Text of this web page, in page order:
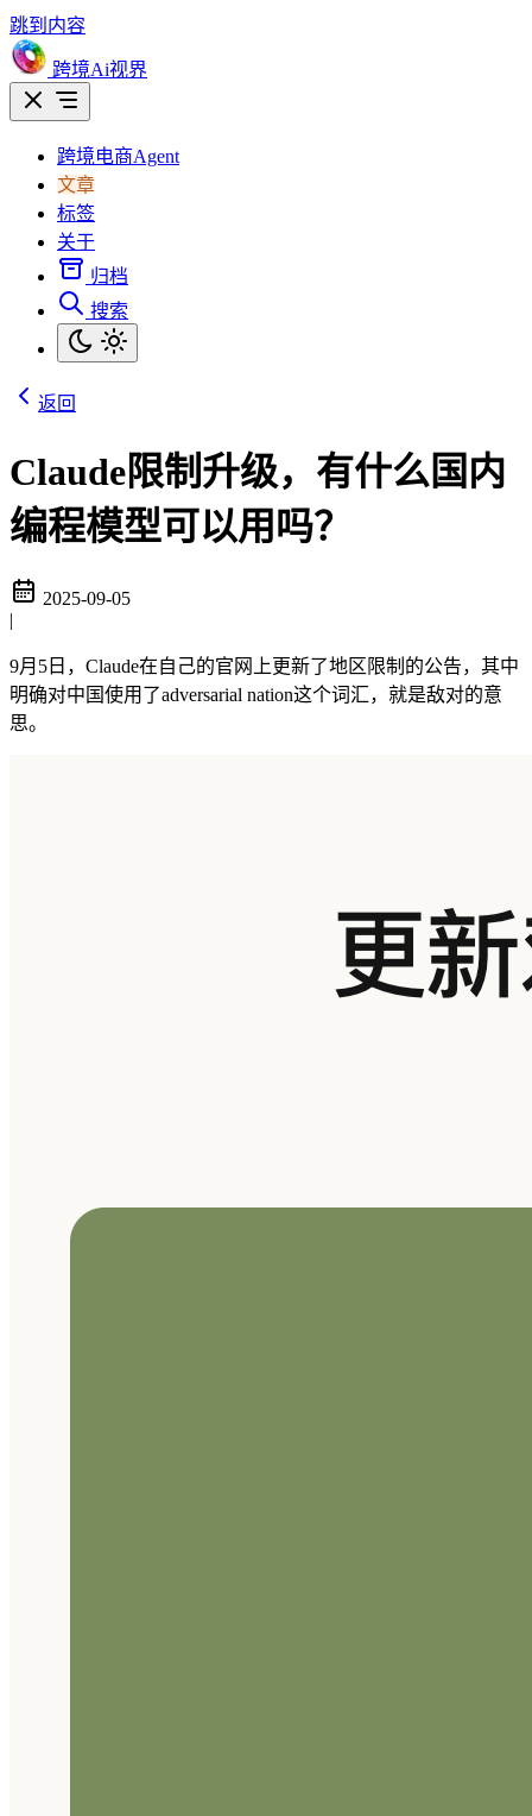
跳到内容
跨境Ai视界
跨境电商Agent
文章
标签
关于
归档
搜索
返回
Claude限制升级，有什么国内
编程模型可以用吗？
2025-09-05
|
9月5日，Claude在自己的官网上更新了地区限制的公告，其中
明确对中国使用了adversarial nation这个词汇，就是敌对的意
思。